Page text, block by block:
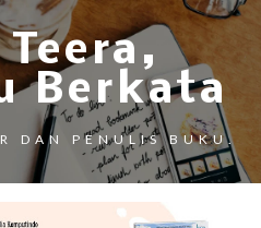
Teera,
Berkata
DAN PENULIS BUKU.